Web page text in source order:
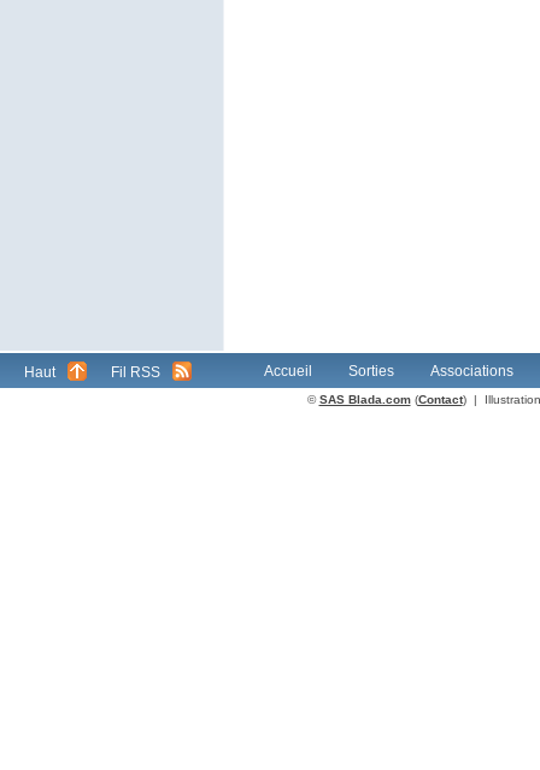
Haut Fil RSS Accueil Sorties Associations
©SAS Blada.com(Contact) |